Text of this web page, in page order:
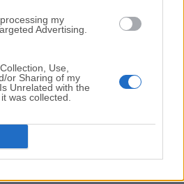
my
Advertising.
Use,
or Sharing of my
Unrelated with the
was collected.
FileZilla 3.69.6
aplicación en FileHorse? (